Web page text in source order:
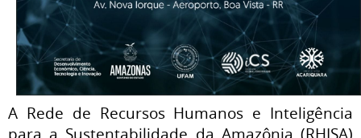
A Rede de Recursos Humanos e Inteligência
para a Sustentabilidade da Amazônia (RHISA)